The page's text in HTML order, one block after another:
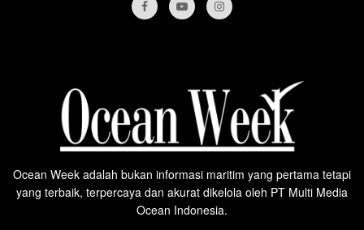
Ocean Week adalah bukan informasi maritim yang pertama tetapi
yang terbaik, terpercaya dan akurat dikelola oleh PT Multi Media
Ocean Indonesia.